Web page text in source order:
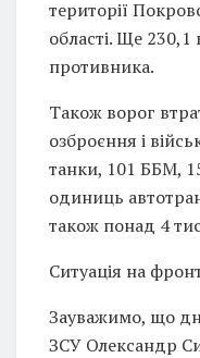
території
області. Ще
противника.
Також ворог
озброєння і
танки, 101 ББМ,
одиниць
також понад 4
Ситуація на
Зауважимо, що
ЗСУ Олександр